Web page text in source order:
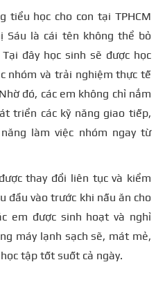
tiểu học cho con tại TPHCM
Sáu là cái tên không thể bỏ
đây học sinh sẽ được học
nhóm và trải nghiệm thực tế
đó, các em không chỉ nắm
triển các kỹ năng giao tiếp,
làm việc nhóm ngay từ
thay đổi liên tục và kiểm
đầu vào trước khi nấu ăn cho
em được sinh hoạt và nghỉ
máy lạnh sạch sẽ, mát mẻ,
tập tốt suốt cả ngày.